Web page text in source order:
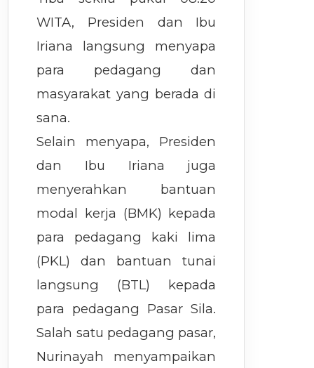
WITA, Presiden dan Ibu
Iriana langsung menyapa
para pedagang dan
masyarakat yang berada di
sana.
Selain menyapa, Presiden
dan Ibu Iriana juga
menyerahkan bantuan
modal kerja (BMK) kepada
para pedagang kaki lima
(PKL) dan bantuan tunai
langsung (BTL) kepada
para pedagang Pasar Sila.
Salah satu pedagang pasar,
Nurinayah menyampaikan